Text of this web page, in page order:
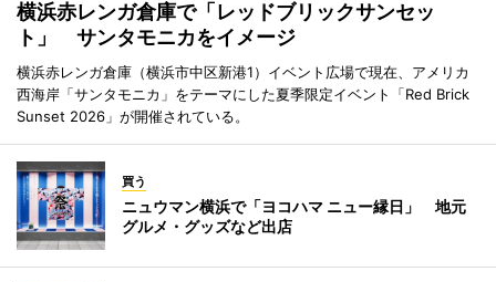
横浜赤レンガ倉庫で「レッドブリックサンセッ
ト」 サンタモニカをイメージ
横浜赤レンガ倉庫（横浜市中区新港1）イベント広場で現在、アメリカ
西海岸「サンタモニカ」をテーマにした夏季限定イベント「Red Brick
Sunset 2026」が開催されている。
買う
ニュウマン横浜で「ヨコハマ ニュー縁日」 地元
グルメ・グッズなど出店